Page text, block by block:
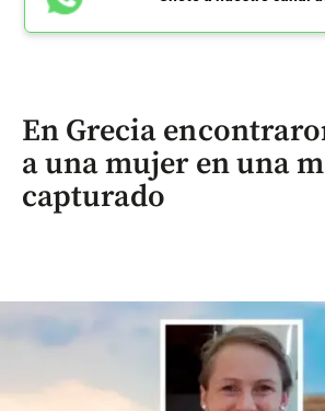
En Grecia
a una mujer en una
capturado